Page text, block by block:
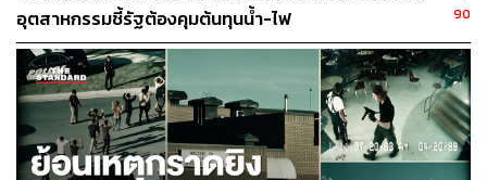
TAGS: ดอนเมือง Wine สุวรรณภูมิ
ไวน์
ภาษีสรรพสามิต
ภาษีมูลค่าเพิ่ม
กรมสรรพสามิต
กรมศุลกากร
เครื่องดื่ม พรชัย ฐีระเวช Thailand
อุตสาหกรรมชี้รัฐต้องคุมต้นทุนน้ำ-ไฟ
90